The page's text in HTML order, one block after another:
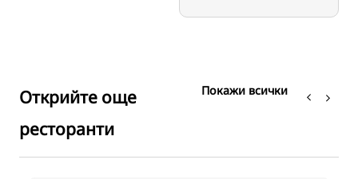
Открийте още
ресторанти
Покажи всички